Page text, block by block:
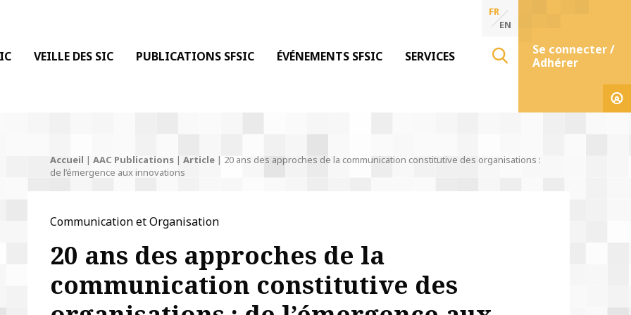
LA COMMUNICATION
VEILLE DES SIC PUBLICATIONS SFSIC ÉVÉNEMENTS SFSIC SERVICES
FR
EN
Se connecter /
Adhérer
Accueil | AAC Publications| Article| 20 ans des approches de la communication constitutive des organisations :
de l’émergence aux innovations
Communication et Organisation
20 ans des approches de la
communication constitutive des